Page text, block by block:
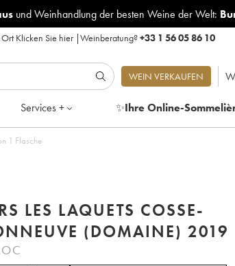
und Weinhandlung der besten Weine der Welt:
Klicken Sie hier|Weinberatung?+33 1 56 05 86 10
WEIN VERKAUFEN
Services + ✨Ihre Online-
1 Flasche
LES LAQUETS COSSE-
(DOMAINE) 2019